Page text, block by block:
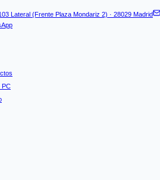
Lateral (Frente Plaza Mondariz 2) · 28029 Madrid
PC